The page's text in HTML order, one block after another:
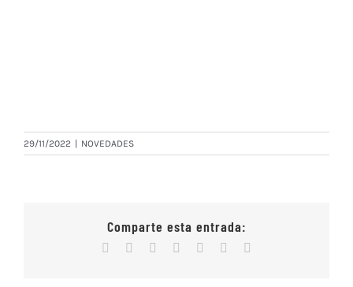
29/11/2022 | NOVEDADES
Comparte esta entrada:
Facebook Reddit WhatsApp
Tumblr